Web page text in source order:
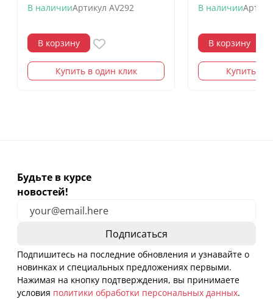
В наличииАртикул AV292
В корзину
Купить в один клик
В наличии
В корзину
Купить в
Будьте в курсе
новостей!
Подпишитесь на последние обновления и узнавайте о
новинках и специальных предложениях первыми.
Нажимая на кнопку подтверждения, вы принимаете
условия политики обработки персональных данных.